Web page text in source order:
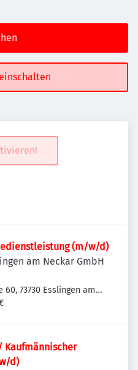
(m/w/d)
am Neckar GmbH
73730 Esslingen am
Deutschland
Kaufmännischer
d)